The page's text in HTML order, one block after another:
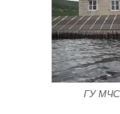
ГУ МЧС